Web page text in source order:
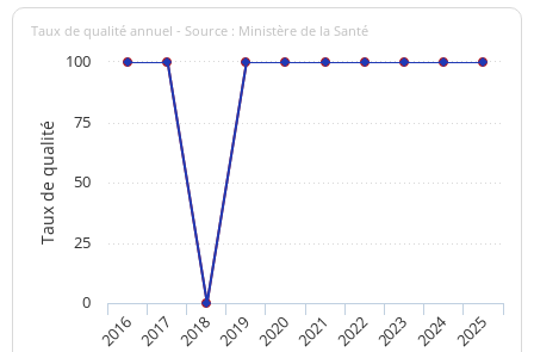
Taux de qualité
Taux de qualité annuel - Source : Ministère de la Santé
2016 2017 2018 2019 2020 2021 2022 2023 2024 2025
0
25
50
75
100